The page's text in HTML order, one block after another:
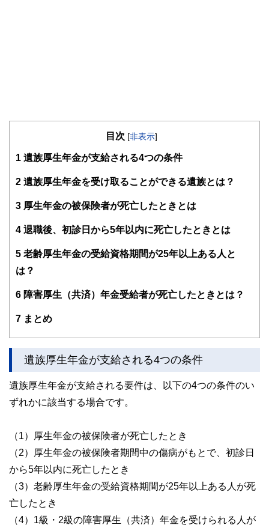
目次 [非表示]
1 遺族厚生年金が支給される4つの条件
2 遺族厚生年金を受け取ることができる遺族とは？
3 厚生年金の被保険者が死亡したときとは
4 退職後、初診日から5年以内に死亡したときとは
5 老齢厚生年金の受給資格期間が25年以上ある人と
は？
6 障害厚生（共済）年金受給者が死亡したときとは？
7 まとめ
遺族厚生年金が支給される4つの条件
遺族厚生年金が支給される要件は、以下の4つの条件のい
ずれかに該当する場合です。
（1）厚生年金の被保険者が死亡したとき
（2）厚生年金の被保険者期間中の傷病がもとで、初診日
から5年以内に死亡したとき
（3）老齢厚生年金の受給資格期間が25年以上ある人が死
亡したとき
（4）1級・2級の障害厚生（共済）年金を受けられる人が